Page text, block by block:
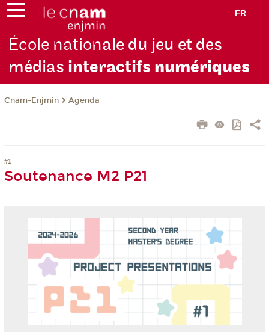
FR
École nationale du jeu et des
médias interactifs numériques
Cnam-Enjmin Agenda
#1
Soutenance M2 P21